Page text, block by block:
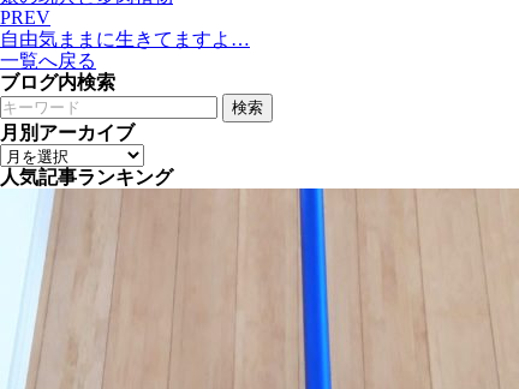
PREV
自由気ままに生きてますよ…
一覧へ戻る
ブログ内検索
検索
月別アーカイブ
人気記事ランキング